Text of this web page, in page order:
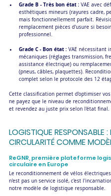
Grade B - Très bon état : VAE avec
esthétiques mineurs (rayures cadre,
mais fonctionnellement parfait.
remplacement pièces d'usure si
professionnel.
Grade C - Bon état : VAE nécessitant
mécaniques (réglages transmission,
assistance électrique) ou
(pneus, câbles, plaquettes).
complet selon le protocole des 12
Cette classification permet d'optimiser
ne payez que le niveau de
et revendez au juste prix selon l'état final.
LOGISTIQUE RESPONSABLE :
CIRCULARITÉ COMME
ReGNR, première plateforme
circulaire en Europe
Le reconditionnement de vélos électriques
n'est pas un service isolé, c'est
notre modèle de logistique responsable.